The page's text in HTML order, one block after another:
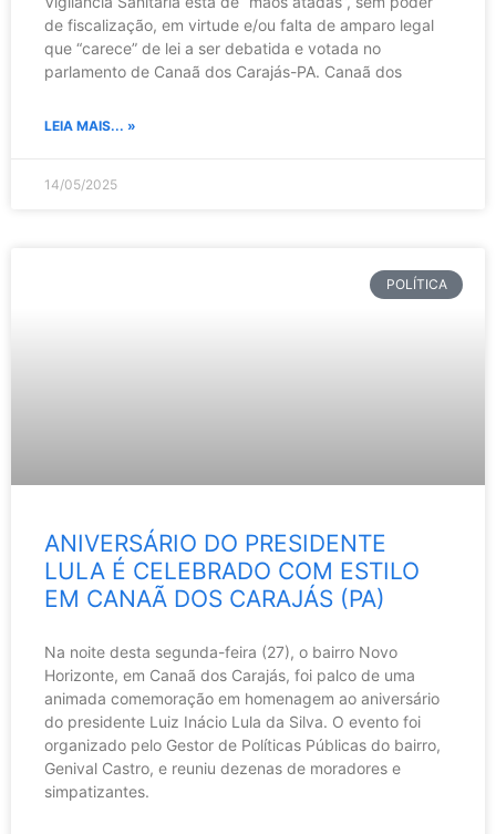
de fiscalização, em virtude e/ou falta de amparo legal
que “carece” de lei a ser debatida e votada no
parlamento de Canaã dos Carajás-PA. Canaã dos
LEIA MAIS... »
14/05/2025
POLÍTICA
ANIVERSÁRIO DO PRESIDENTE
LULA É CELEBRADO COM ESTILO
EM CANAÃ DOS CARAJÁS (PA)
Na noite desta segunda-feira (27), o bairro Novo
Horizonte, em Canaã dos Carajás, foi palco de uma
animada comemoração em homenagem ao aniversário
do presidente Luiz Inácio Lula da Silva. O evento foi
organizado pelo Gestor de Políticas Públicas do bairro,
Genival Castro, e reuniu dezenas de moradores e
simpatizantes.